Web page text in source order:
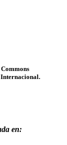
en: